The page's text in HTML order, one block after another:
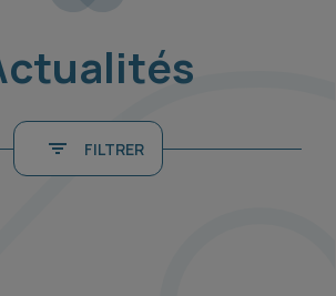
FILTRER